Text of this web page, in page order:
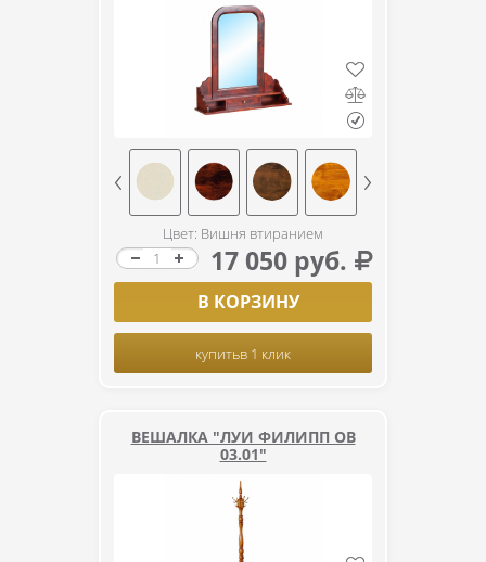
Цвет: Вишня втиранием
17 050 руб.
В КОРЗИНУ
купитьв 1 клик
ВЕШАЛКА "ЛУИ ФИЛИПП ОВ
03.01"